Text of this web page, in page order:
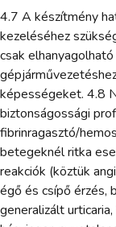
4.7 A készítmény
kezeléséhez
csak
képességeket. 4.8
biztonságossági
fibrinragasztó/
betegeknél ritka
reakciók (köztük
égő és csípő érzés,
generalizált